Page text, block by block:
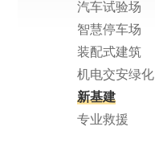
汽车试验场
智慧停车场
装配式建筑
机电交安绿化
新基建
专业救援